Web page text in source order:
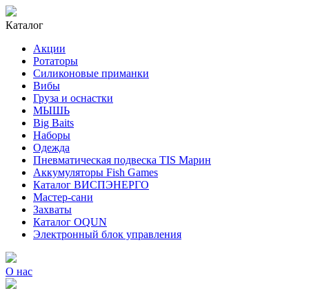
Каталог
Акции
Ротаторы
Силиконовые приманки
Вибы
Груза и оснастки
МЫШЬ
Big Baits
Наборы
Одежда
Пневматическая подвеска TIS Марин
Аккумуляторы Fish Games
Каталог ВИСПЭНЕРГО
Мастер-сани
Захваты
Каталог OQUN
Электронный блок управления
О нас